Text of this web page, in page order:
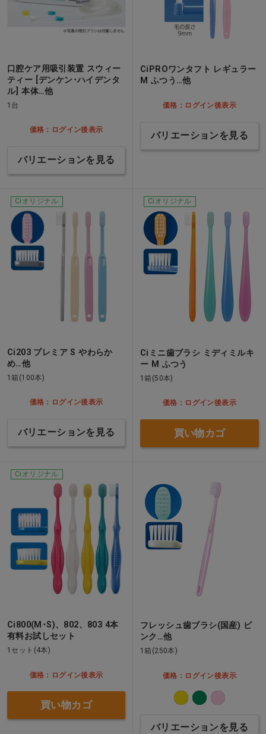
口腔ケア用吸引装置 スウィー
ティー [デンケン･ハイデンタ
ル] 本体…他
1台
価格：ログイン後表示
バリエーションを見る
CiPROワンタフト レギュラー
M ふつう…他
価格：ログイン後表示
バリエーションを見る
Ciオリジナル
Ci203 プレミア S やわらか
め…他
1箱(100本)
価格：ログイン後表示
バリエーションを見る
Ciオリジナル
Ciミニ歯ブラシ ミディミルキ
ー M ふつう
1箱(50本)
価格：ログイン後表示
買い物カゴ
Ciオリジナル
Ci800(M･S)、802、803 4本
有料お試しセット
1セット(4本)
価格：ログイン後表示
買い物カゴ
フレッシュ歯ブラシ(国産) ピ
ンク…他
1箱(250本)
価格：ログイン後表示
バリエーションを見る